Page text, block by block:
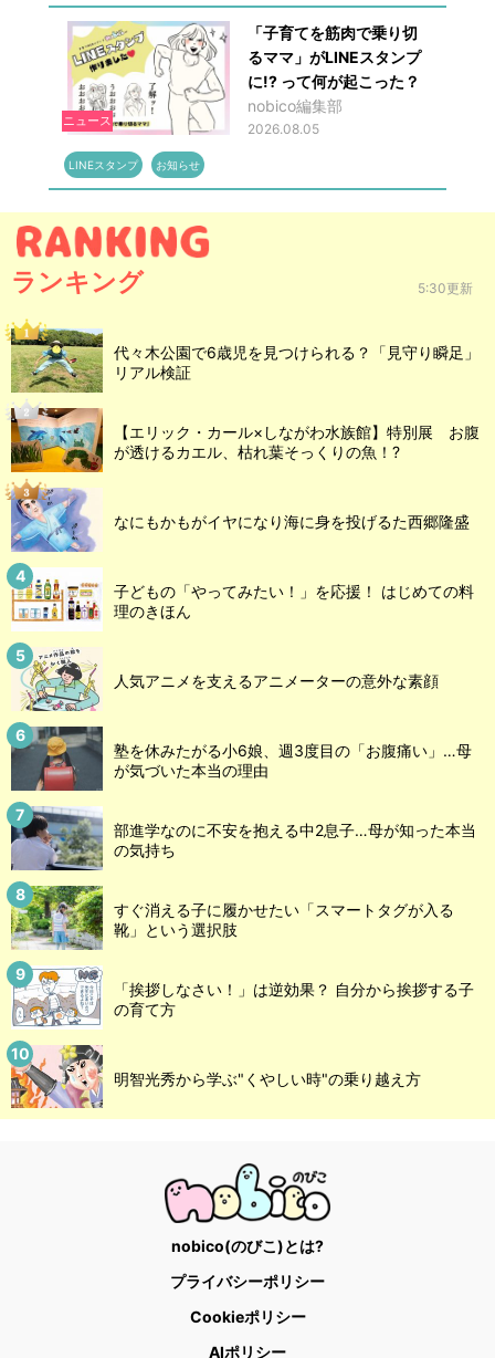
ニュース
「子育てを筋肉で乗り切
るママ」がLINEスタンプ
に!? って何が起こった？
nobico編集部
2026.08.05
LINEスタンプ お知らせ
ランキング 5:30更新
代々木公園で6歳児を見つけられる？「見守り瞬足」
リアル検証
【エリック・カール×しながわ水族館】特別展 お腹
が透けるカエル、枯れ葉そっくりの魚！?
なにもかもがイヤになり海に身を投げるた西郷隆盛
子どもの「やってみたい！」を応援！ はじめての料
理のきほん
人気アニメを支えるアニメーターの意外な素顔
塾を休みたがる小6娘、週3度目の「お腹痛い」…母
が気づいた本当の理由
部進学なのに不安を抱える中2息子…母が知った本当
の気持ち
すぐ消える子に履かせたい「スマートタグが入る
靴」という選択肢
「挨拶しなさい！」は逆効果？ 自分から挨拶する子
の育て方
明智光秀から学ぶ"くやしい時"の乗り越え方
nobico(のびこ)とは?
プライバシーポリシー
Cookieポリシー
AIポリシー